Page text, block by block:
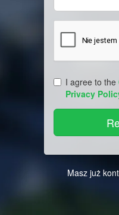
I agree to the
Privacy
Masz już